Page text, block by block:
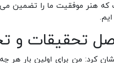
هنر موفقیت ما را تضمین
تحقیقات و
کرد: من برای اولین بار هر